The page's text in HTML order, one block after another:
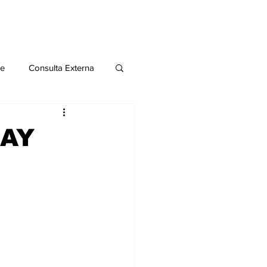
Consulta Externa
Publicaciones